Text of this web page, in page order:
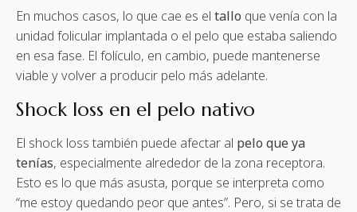
En muchos casos, lo que cae es el tallo que venía con la
unidad folicular implantada o el pelo que estaba saliendo
en esa fase. El folículo, en cambio, puede mantenerse
viable y volver a producir pelo más adelante.
Shock loss en el pelo nativo
El shock loss también puede afectar al pelo que ya
tenías, especialmente alrededor de la zona receptora.
Esto es lo que más asusta, porque se interpreta como
“me estoy quedando peor que antes”. Pero, si se trata de